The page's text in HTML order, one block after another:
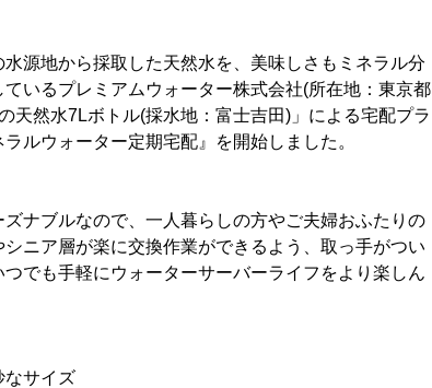
源地から採取した天然水を、美味しさもミネラル分
いるプレミアムウォーター株式会社(所在地：東京都
天然水7Lボトル(採水地：富士吉田)」による宅配プラ
ルウォーター定期宅配』を開始しました。
ナブルなので、一人暮らしの方やご夫婦おふたりの
ニア層が楽に交換作業ができるよう、取っ手がつい
でも手軽にウォーターサーバーライフをより楽しん
なサイズ